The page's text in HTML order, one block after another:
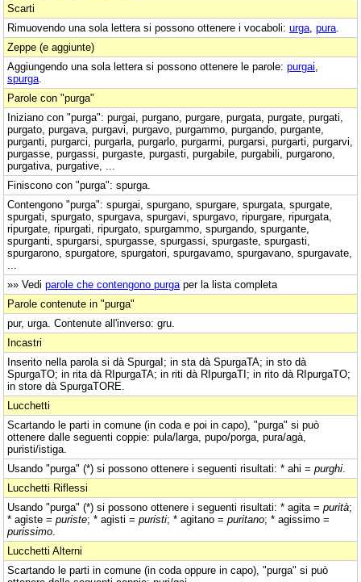
Scarti
Rimuovendo una sola lettera si possono ottenere i vocaboli: urga pura
Zeppe (e aggiunte)
Aggiungendo una sola lettera si possono ottenere le parole: purgai
spurga
Parole con "purga"
Iniziano con "purga": purgai, purgano, purgare, purgata, purgate, purgati,
purgato, purgava, purgavi, purgavo, purgammo, purgando, purgante,
purganti, purgarci, purgarla, purgarlo, purgarmi, purgarsi, purgarti, purgarvi,
purgasse, purgassi, purgaste, purgasti, purgabile, purgabili, purgarono,
purgativa, purgative, ...
Finiscono con "purga": spurga.
Contengono "purga": spurgai, spurgano, spurgare, spurgata, spurgate,
spurgati, spurgato, spurgava, spurgavi, spurgavo, ripurgare, ripurgata,
ripurgate, ripurgati, ripurgato, spurgammo, spurgando, spurgante,
spurganti, spurgarsi, spurgasse, spurgassi, spurgaste, spurgasti,
spurgarono, spurgatore, spurgatori, spurgavamo, spurgavano, spurgavate,
»» Vedi parole che contengono purga per la lista completa
Parole contenute in "purga"
pur, urga. Contenute all'inverso: gru.
Incastri
Inserito nella parola si dà SpurgaI; in sta dà SpurgaTA; in sto dà
SpurgaTO; in rita dà RIpurgaTA; in riti dà RIpurgaTI; in rito dà RIpurgaTO;
in store dà SpurgaTORE.
Lucchetti
Scartando le parti in comune (in coda e poi in capo), "purga" si può
ottenere dalle seguenti coppie: pula/larga, pupo/porga, pura/agà,
puristi/istiga.
Usando "purga" (*) si possono ottenere i seguenti risultati: * ahi = purghi
Lucchetti Riflessi
Usando "purga" (*) si possono ottenere i seguenti risultati: * agita = purità;
* agiste = puriste; * agisti = puristi; * agitano = puritano; * agissimo =
purissimo
Lucchetti Alterni
Scartando le parti in comune (in coda oppure in capo), "purga" si può